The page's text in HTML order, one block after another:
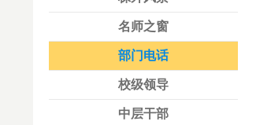
名师之窗
部门电话
校级领导
中层干部